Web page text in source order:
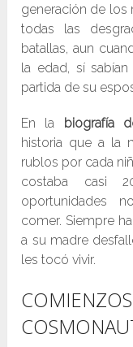
generación de los
todas las
batallas, aun
la edad, sí
partida de su
En la biografía
historia que a la
rublos por cada
costaba casi
oportunidades
comer. Siempre
a su madre
les tocó vivir.